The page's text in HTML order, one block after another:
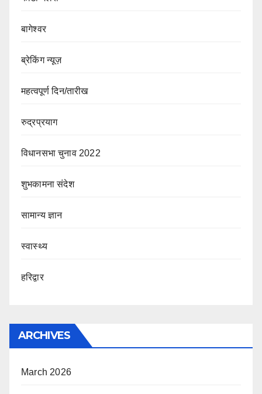
बागेश्वर
ब्रेकिंग न्यूज़
महत्वपूर्ण दिन/तारीख
रुद्रप्रयाग
विधानसभा चुनाव 2022
शुभकामना संदेश
सामान्य ज्ञान
स्वास्थ्य
हरिद्वार
ARCHIVES
March 2026